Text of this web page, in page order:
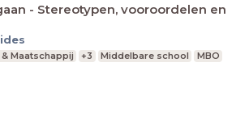
- Stereotypen, vooroordelen en
& Maatschappij +3 Middelbare school
MBO